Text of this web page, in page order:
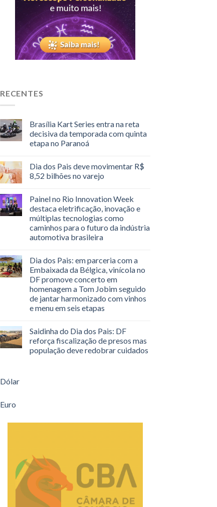
RECENTES
Brasília Kart Series entra na reta
decisiva da temporada com quinta
etapa no Paranoá
Dia dos Pais deve movimentar R$
8,52 bilhões no varejo
Painel no Rio Innovation Week
destaca eletrificação, inovação e
múltiplas tecnologias como
caminhos para o futuro da indústria
automotiva brasileira
Dia dos Pais: em parceria com a
Embaixada da Bélgica, vinícola no
DF promove concerto em
homenagem a Tom Jobim seguido
de jantar harmonizado com vinhos
e menu em seis etapas
Saidinha do Dia dos Pais: DF
reforça fiscalização de presos mas
população deve redobrar cuidados
Dólar
Euro